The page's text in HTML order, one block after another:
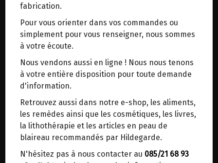
fabrication.
Pour vous orienter dans vos commandes ou
simplement pour vous renseigner, nous sommes
à votre écoute.
Nous vendons aussi en ligne ! Nous nous tenons
à votre entière disposition pour toute demande
d'information.
Retrouvez aussi dans notre e-shop, les aliments,
les remèdes ainsi que les cosmétiques, les livres,
la lithothérapie et les articles en peau de
blaireau recommandés par Hildegarde.
N'hésitez pas à nous contacter au 085/21 68 93
Venez chercher votre colis dans un point
d'enlèvement ou distributeur BBox de BPost :
points d'enlèvement ou distributeurs BBox
Merci de signaler dans les commentaires, le
point d'enlèvement choisi.
Sinon, vous pouvez envoyer un mail avec le
point d'enlèvement désiré ou bien nous vous
recontacterons afin de déterminer ensemble le
lieu de livraison choisi.
Choisir ce lieu
Origine : Allemagne.
Selon récolte : variété Oberkulmer ou
Les flocons fins se cuisent en 1 minute et sont
délicieux pour faire votre "Habermus" du matin
accompagnés d'amandes, de raisins secs, de
pommes et de cannelle....et autres épices
d'Hildegarde.
19.95€/pc